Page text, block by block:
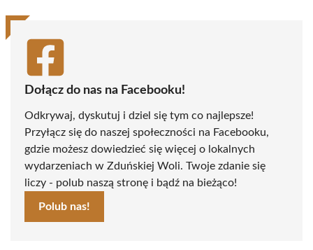
Dołącz do nas na Facebooku!
Odkrywaj, dyskutuj i dziel się tym co najlepsze!
Przyłącz się do naszej społeczności na Facebooku,
gdzie możesz dowiedzieć się więcej o lokalnych
wydarzeniach w Zduńskiej Woli. Twoje zdanie się
liczy - polub naszą stronę i bądź na bieżąco!
Polub nas!